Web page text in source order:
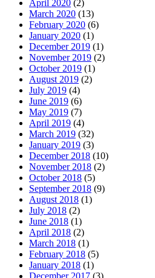
April 2020 (2)
March 2020 (13)
February 2020 (6)
January 2020 (1)
December 2019 (1)
November 2019 (2)
October 2019 (1)
August 2019 (2)
July 2019 (4)
June 2019 (6)
May 2019 (7)
April 2019 (4)
March 2019 (32)
January 2019 (3)
December 2018 (10)
November 2018 (2)
October 2018 (5)
September 2018 (9)
August 2018 (1)
July 2018 (2)
June 2018 (1)
April 2018 (2)
March 2018 (1)
February 2018 (5)
January 2018 (1)